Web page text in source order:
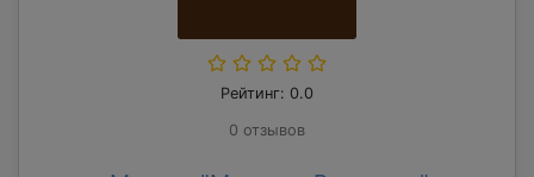
Рейтинг: 0.0
0 отзывов